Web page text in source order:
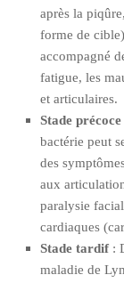
après la
forme de
accompagné
fatigue, les
et articulaires.
Stade
bactérie peut
des
aux
paralysie
cardiaques
Stade tardif :
maladie de